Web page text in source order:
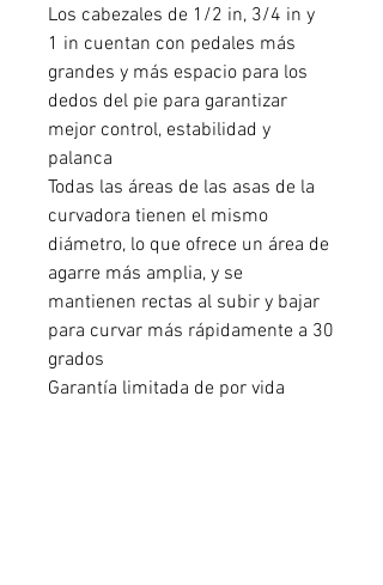
Los cabezales de 1/2 in, 3/4 in y
1 in cuentan con pedales más
grandes y más espacio para los
dedos del pie para garantizar
mejor control, estabilidad y
palanca
Todas las áreas de las asas de la
curvadora tienen el mismo
diámetro, lo que ofrece un área de
agarre más amplia, y se
mantienen rectas al subir y bajar
para curvar más rápidamente a 30
grados
Garantía limitada de por vida